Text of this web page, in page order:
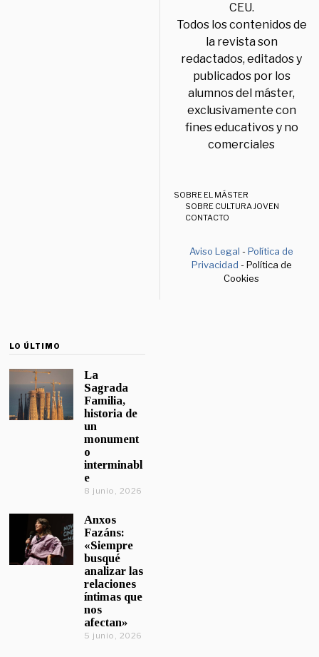
CEU.
Todos los contenidos de
la revista son
redactados, editados y
publicados por los
alumnos del máster,
exclusivamente con
fines educativos y no
comerciales
SOBRE EL MÁSTER
SOBRE CULTURA JOVEN
CONTACTO
Aviso Legal -Política de
Privacidad - Política de
Cookies
LO ÚLTIMO
La
Sagrada
Familia,
historia de
un
monument
o
interminabl
e
8 junio, 2026
Anxos
Fazáns:
«Siempre
busqué
analizar las
relaciones
íntimas que
nos
afectan»
5 junio, 2026